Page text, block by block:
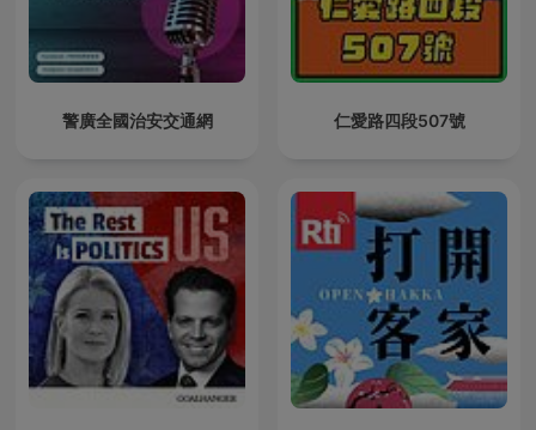
警廣全國治安交通網 仁愛路四段507號